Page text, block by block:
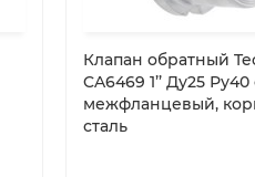
Клапан обратный
CA6469 1’’ Ду25
межфланцевый,
сталь